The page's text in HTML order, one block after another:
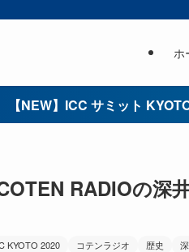
ホ
【NEW】ICC サミット
RADIOの深
KYOTO 2020 コテンラジオ 歴史